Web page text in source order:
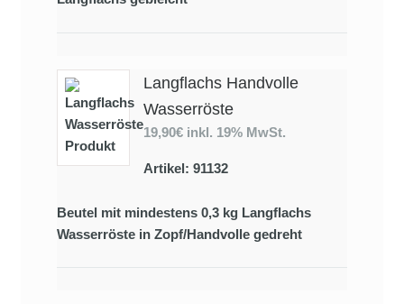
Langflachs Handvolle
Wasserröste
19,90€ inkl. 19% MwSt.
Artikel: 91132
Beutel mit mindestens 0,3 kg Langflachs
Wasserröste in Zopf/Handvolle gedreht